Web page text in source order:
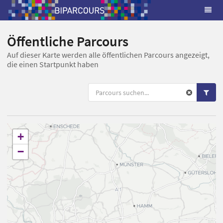
Öffentliche Parcours
Auf dieser Karte werden alle öffentlichen Parcours angezeigt,
die einen Startpunkt haben
+
−